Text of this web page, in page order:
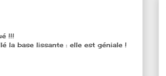
!!!
la base lissante : elle est géniale !